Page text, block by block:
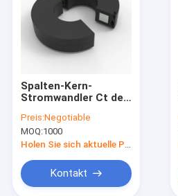
Spalten-Kern-
Stromwandler Ct des
Toroidal
eingekapselte
Epoxidwohnung
Preis:Negotiable
MOQ:1000
Kontakt